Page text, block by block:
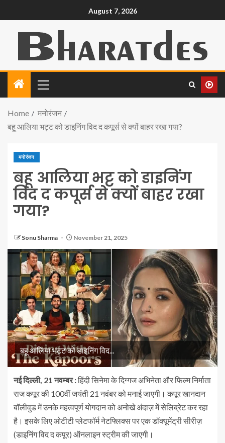
August 7, 2026
Home
मनोरंजन
बहू आलिया भट्ट को डाइनिंग विद द कपूर्स से क्यों बाहर रखा गया?
मनोरंजन
बहू आलिया भट्ट को डाइनिंग
विद द कपूर्स से क्यों बाहर रखा
गया?
Sonu Sharma November 21, 2025
बहू आलिया भट्ट को डाइनिंग विद...
नई दिल्ली, 21 नवम्बर :हिंदी सिनेमा के दिग्गज अभिनेता और फिल्म निर्माता
राज कपूर की 100वीं जयंती 21 नवंबर को मनाई जाएगी। कपूर खानदान
बॉलीवुड में उनके महत्वपूर्ण योगदान को अनोखे अंदाज़ में सेलिब्रेट कर रहा
है। इसके लिए ओटीटी प्लेटफॉर्म नेटफ्लिक्स पर एक डॉक्यूमेंट्री सीरीज़
(डाइनिंग विद द कपूर) ऑनलाइन स्ट्रीम की जाएगी।